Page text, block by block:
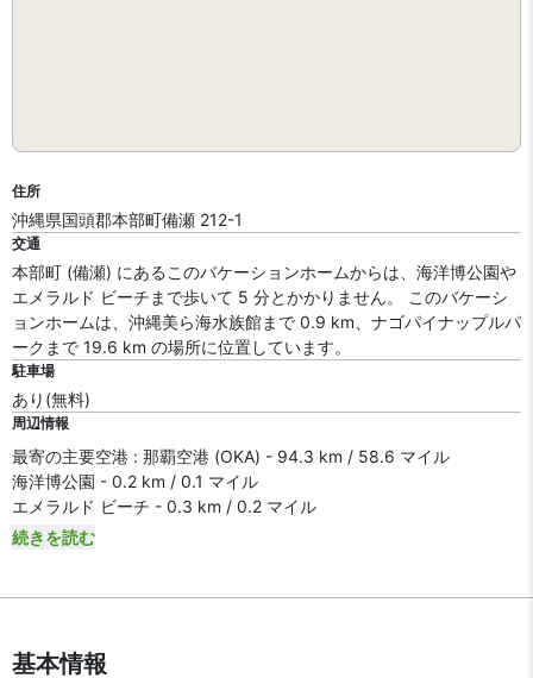
住所
沖縄県国頭郡本部町備瀬 212-1
交通
本部町 (備瀬) にあるこのバケーションホームからは、海洋博公園や
エメラルド ビーチまで歩いて 5 分とかかりません。 このバケーシ
ョンホームは、沖縄美ら海水族館まで 0.9 km、ナゴパイナップルパ
ークまで 19.6 km の場所に位置しています。
駐車場
あり(無料)
周辺情報
最寄の主要空港 : 那覇空港 (OKA) - 94.3 km / 58.6 マイル
海洋博公園 - 0.2 km / 0.1 マイル
エメラルド ビーチ - 0.3 km / 0.2 マイル
続きを読む
基本情報